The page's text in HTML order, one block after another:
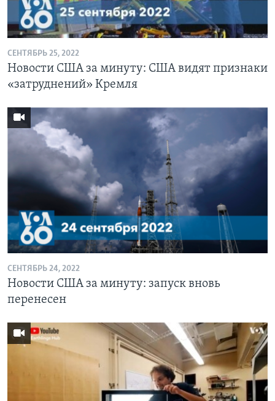
Learning English
СОЦИАЛЬНЫЕ СЕТИ
Языки
СЕНТЯБРЬ 25, 2022
Новости США за минуту: США видят признаки
«затруднений» Кремля
СЕНТЯБРЬ 24, 2022
Новости США за минуту: запуск вновь
перенесен